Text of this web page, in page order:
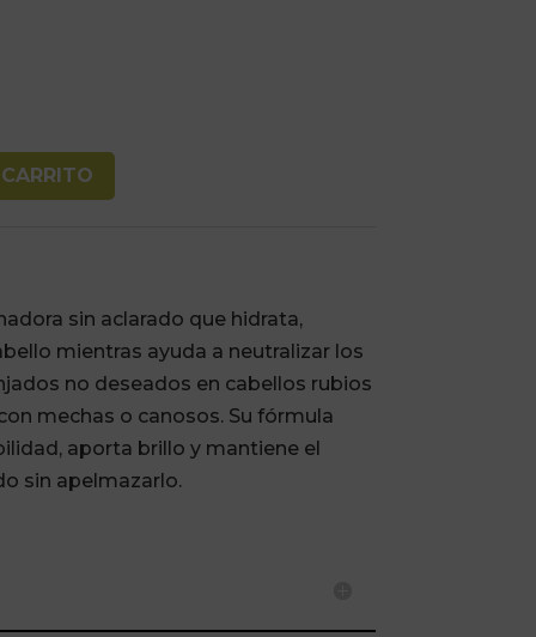
sin aclarado que hidrata,
mientras ayuda a neutralizar los
no deseados en cabellos rubios
mechas o canosos. Su fórmula
aporta brillo y mantiene el
sin apelmazarlo.